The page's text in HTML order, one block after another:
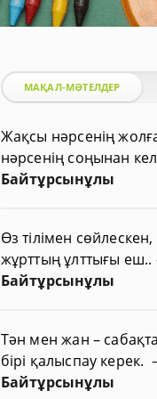
МАҚАЛ-МӘТЕЛДЕР
Жақсы нәрсенің
нәрсенің соңынан
Байтұрсынұлы
Өз тілімен
жұрттың ұлттығы еш..
Байтұрсынұлы
Тән мен жан –
бірі қалыспау керек.
Байтұрсынұлы